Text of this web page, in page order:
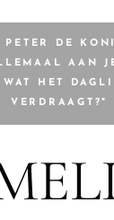
PETER DE
AAN
WAT HET
VERDRAAGT?"